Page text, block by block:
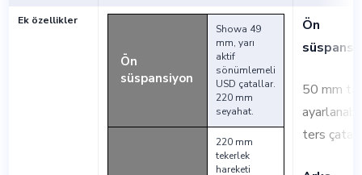
Ek özellikler
Ön
süspansiyon
Showa 49
mm, yarı
aktif
sönümlemeli
USD çatallar.
220 mm
seyahat.
220 mm
tekerlek
hareketi
Ön
50 mm
ters çatal